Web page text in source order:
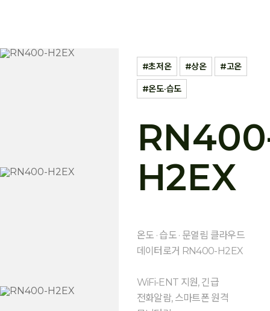
초저온 상온 고온
온도·습도
H2EX
온도 · 습도 · 문열림 클라우드
데이터로거 RN400-H2EX
WiFi-ENT 지원, 긴급
전화알람, 스마트폰 원격